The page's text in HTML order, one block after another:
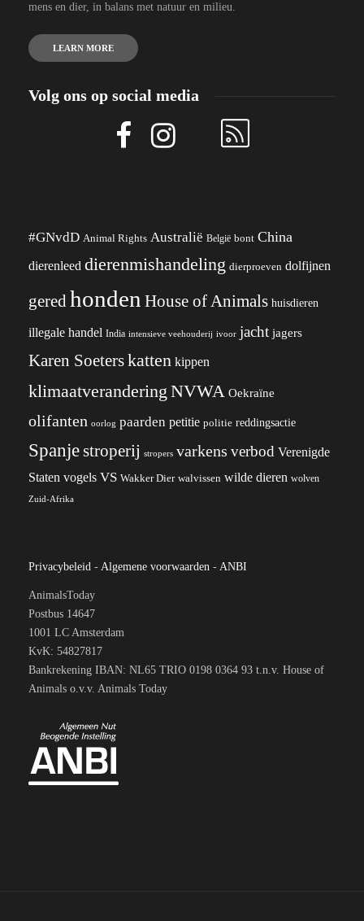
mens en dier, in balans met natuur en milieu.
LEARN MORE
Volg ons op social media
#GNvdD Animal Rights Australië België bont China
dierenleed dierenmishandeling dierproeven dolfijnen
geredhonden House of Animals huisdieren
illegale handel India intensieve veehouderij ivoor jacht jagers
Karen Soeterskatten kippen
klimaatverandering NVWA Oekraïne
olifanten oorlog paarden petitie politie reddingsactie
Spanjestroperij stropers varkens verbod Verenigde
Staten vogels VS Wakker Dier walvissen wilde dieren wolven
Zuid-Afrika
Privacybeleid - Algemene voorwaarden - ANBI
AnimalsToday
Postbus 14647
1001 LC Amsterdam
KvK: 54827817
Bankrekening IBAN: NL65 TRIO 0198 0364 93 t.n.v. House of
Animals o.v.v. Animals Today